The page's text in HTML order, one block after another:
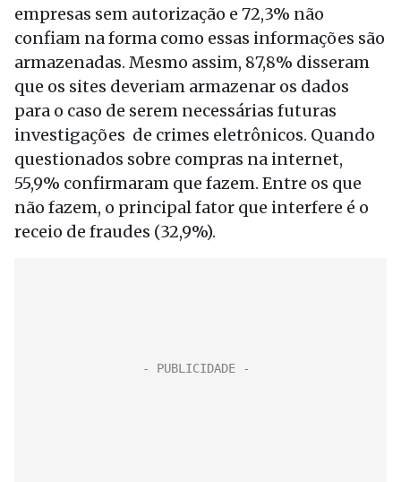
empresas sem autorização e 72,3% não
confiam na forma como essas informações são
armazenadas. Mesmo assim, 87,8% disseram
que os sites deveriam armazenar os dados
para o caso de serem necessárias futuras
investigações de crimes eletrônicos. Quando
questionados sobre compras na internet,
55,9% confirmaram que fazem. Entre os que
não fazem, o principal fator que interfere é o
receio de fraudes (32,9%).